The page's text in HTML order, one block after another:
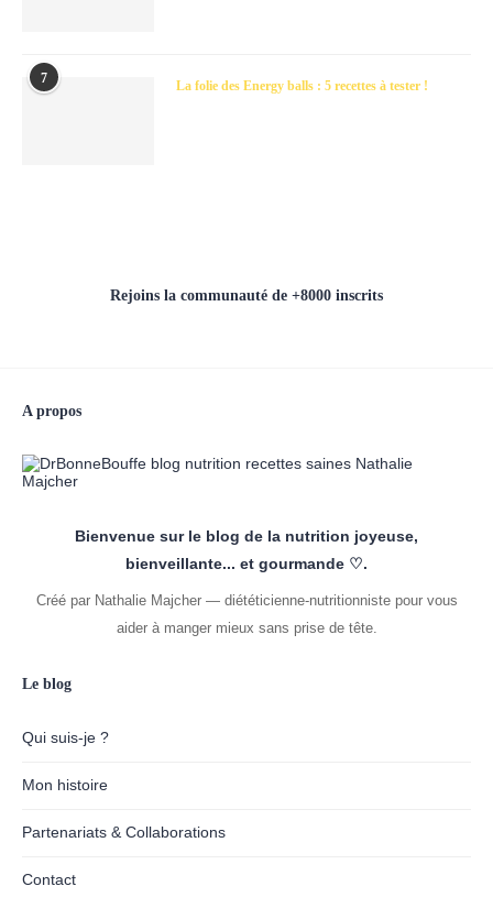
7 La folie des Energy balls : 5 recettes à tester !
Rejoins la communauté de +8000 inscrits
A propos
Bienvenue sur le blog de la nutrition joyeuse,
bienveillante... et gourmande ♡.
Créé par Nathalie Majcher — diététicienne-nutritionniste pour vous
aider à manger mieux sans prise de tête.
Le blog
Qui suis-je ?
Mon histoire
Partenariats & Collaborations
Contact